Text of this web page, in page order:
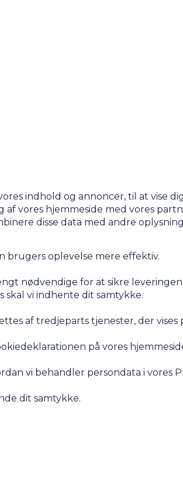
indhold og annoncer, til at vise
vores hjemmeside med vores
disse data med andre
brugers oplevelse mere effektiv.
nødvendige for at sikre
vi indhente dit samtykke.
af tredjeparts tjenester, der vises
på vores
vi behandler persondata i vores
dit samtykke.